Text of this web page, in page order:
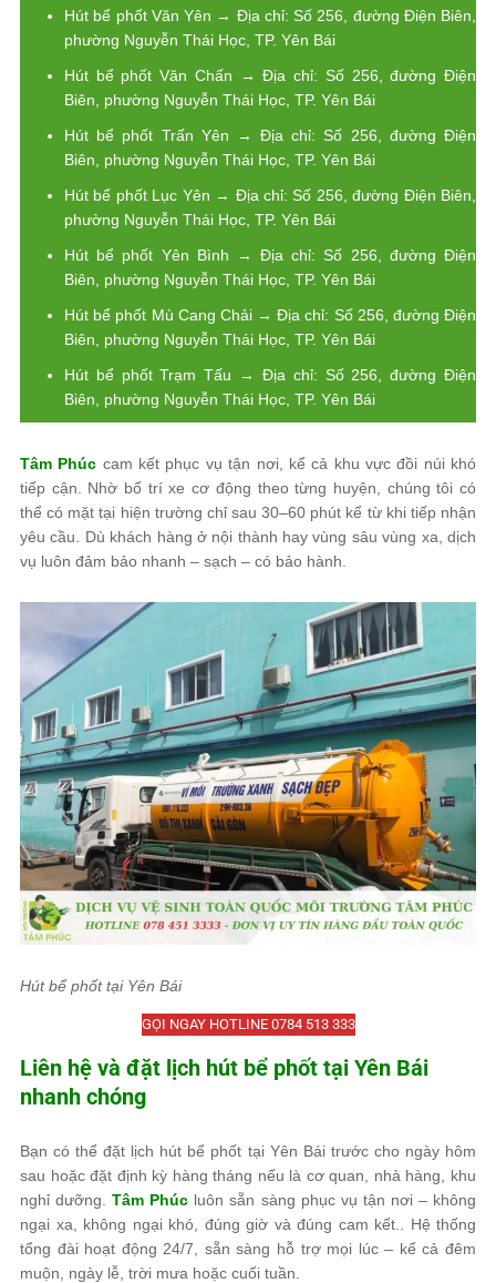
Hút bể phốt Văn Yên → Địa chỉ: Số 256, đường Điện Biên,
phường Nguyễn Thái Học, TP. Yên Bái
Hút bể phốt Văn Chấn → Địa chỉ: Số 256, đường Điện
Biên, phường Nguyễn Thái Học, TP. Yên Bái
Hút bể phốt Trấn Yên → Địa chỉ: Số 256, đường Điện
Biên, phường Nguyễn Thái Học, TP. Yên Bái
Hút bể phốt Lục Yên → Địa chỉ: Số 256, đường Điện Biên,
phường Nguyễn Thái Học, TP. Yên Bái
Hút bể phốt Yên Bình → Địa chỉ: Số 256, đường Điện
Biên, phường Nguyễn Thái Học, TP. Yên Bái
Hút bể phốt Mù Cang Chải → Địa chỉ: Số 256, đường Điện
Biên, phường Nguyễn Thái Học, TP. Yên Bái
Hút bể phốt Trạm Tấu → Địa chỉ: Số 256, đường Điện
Biên, phường Nguyễn Thái Học, TP. Yên Bái
Tâm Phúc cam kết phục vụ tận nơi, kể cả khu vực đồi núi khó
tiếp cận. Nhờ bố trí xe cơ động theo từng huyện, chúng tôi có
thể có mặt tại hiện trường chỉ sau 30–60 phút kể từ khi tiếp nhận
yêu cầu. Dù khách hàng ở nội thành hay vùng sâu vùng xa, dịch
vụ luôn đảm bảo nhanh – sạch – có bảo hành.
Hút bể phốt tại Yên Bái
GỌI NGAY HOTLINE 0784 513 333
Liên hệ và đặt lịch hút bể phốt tại Yên Bái
nhanh chóng
Bạn có thể đặt lịch hút bể phốt tại Yên Bái trước cho ngày hôm
sau hoặc đặt định kỳ hàng tháng nếu là cơ quan, nhà hàng, khu
nghỉ dưỡng.Tâm Phúc luôn sẵn sàng phục vụ tận nơi – không
ngại xa, không ngại khó, đúng giờ và đúng cam kết.. Hệ thống
tổng đài hoạt động 24/7, sẵn sàng hỗ trợ mọi lúc – kể cả đêm
muộn, ngày lễ, trời mưa hoặc cuối tuần.